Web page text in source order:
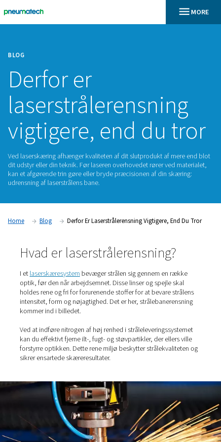
BLOG
Derfor er
vigtigere, end du
dit udstyr eller din teknik. Før laseren overhovedet rører
kan et afgørende trin gøre eller bryde præcisionen af din
udrensning af laserstrålens bane.
Home Blog Derfor Er Laserstrålerensning Vigtigere,
Hvad er laserstrålerensning?
I etlaserskæresystembevæger strålen sig gennem en
optik, før den når arbejdsemnet. Disse linser og spejle
kommer ind i billedet.
Ved at indføre nitrogen af høj renhed i
kan du effektivt fjerne ilt-, fugt- og støvpartikler, der
forstyrre optikken. Dette rene miljø beskytter